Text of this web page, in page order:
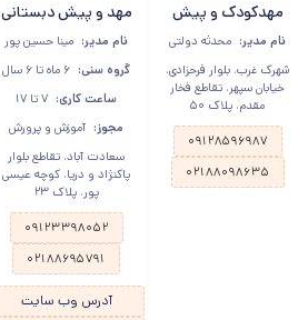
مهدکودک و پیش
دبستانی قصر سپهر در
شهرک غرب
نام مدیر: محدثه دولتی
شهرک غرب، بلوار فرحزادی،
خیابان سپهر، تقاطع فخار
مقدم، پلاک ۵۰
۰۹۱۲۸۵۹۶۹۸۷
۰۲۱۸۸۰۹۸۶۳۵
مهد و پیش دبستانی
ایران زمین در سعادت
نام مدیر: مینا حسین پور
گروه سنی: ۶ ماه تا ۶ سال
ساعت کاری: ۷ تا ۱۷
مجوز: آموزش و پرورش
سعادت آباد، تقاطع بلوار
پاکنژاد و دریا، کوچه عیسی
پور، پلاک ۲۳
۰۹۱۲۳۳۹۸۰۵۲
۰۲۱۸۸۶۹۵۷۹۱
آدرس وب سایت